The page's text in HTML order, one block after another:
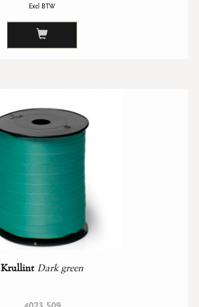
Excl BTW
Krullint Dark green